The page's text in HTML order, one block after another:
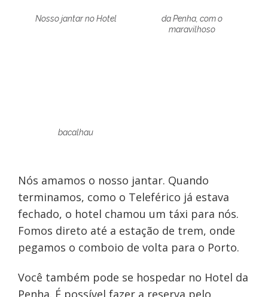
Nosso jantar no Hotel
da Penha, com o
maravilhoso
bacalhau
Nós amamos o nosso jantar. Quando
terminamos, como o Teleférico já estava
fechado, o hotel chamou um táxi para nós.
Fomos direto até a estação de trem, onde
pegamos o comboio de volta para o Porto.
Você também pode se hospedar no Hotel da
Penha. É possível fazer a reserva pelo